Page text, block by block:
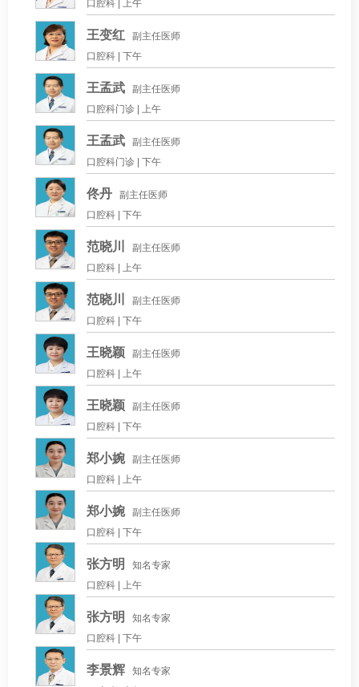
口腔科 | 上午
王变红
副主任医师
口腔科 | 下午
王孟武
副主任医师
口腔科门诊 | 上午
王孟武
副主任医师
口腔科门诊 | 下午
佟丹
副主任医师
口腔科 | 下午
范晓川
副主任医师
口腔科 | 上午
范晓川
副主任医师
口腔科 | 下午
王晓颖
副主任医师
口腔科 | 上午
王晓颖
副主任医师
口腔科 | 下午
郑小婉 副主任医师
口腔科 | 上午
郑小婉 副主任医师
口腔科 | 下午
张方明
知名专家
口腔科 | 上午
张方明
知名专家
口腔科 | 下午
李景辉
知名专家